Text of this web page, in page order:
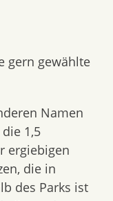
gern gewählte
Namen
1,5
ergiebigen
die in
des Parks ist